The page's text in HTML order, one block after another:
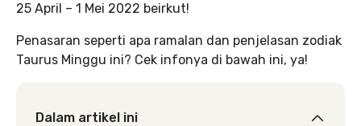
25 April – 1 Mei 2022 beirkut!
Penasaran seperti apa ramalan dan penjelasan zodiak
Taurus Minggu ini? Cek infonya di bawah ini, ya!
Dalam artikel ini